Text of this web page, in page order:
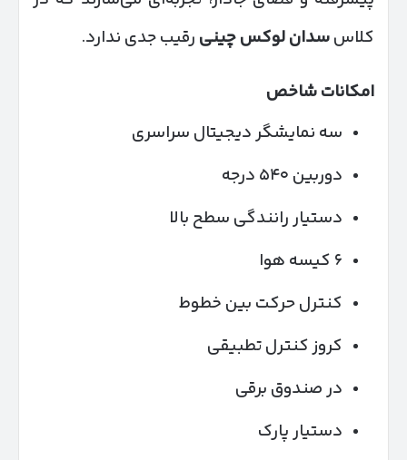
کلاسسدان لوکس چینی رقیب جدی ندارد.
امکانات شاخص
سه نمایشگر دیجیتال سراسری
دوربین ۵۴۰ درجه
دستیار رانندگی سطح بالا
۶ کیسه هوا
کنترل حرکت بین خطوط
کروز کنترل تطبیقی
در صندوق برقی
دستیار پارک